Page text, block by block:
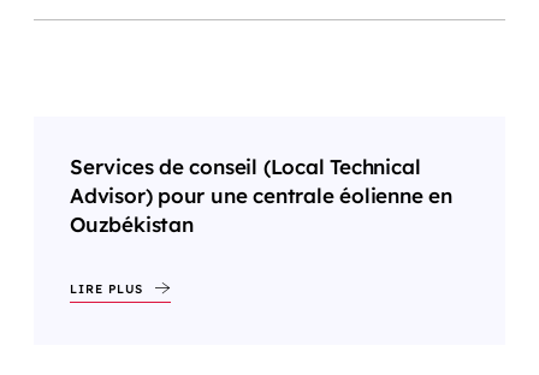
Services de conseil (Local Technical
Advisor) pour une centrale éolienne en
Ouzbékistan
LIRE PLUS